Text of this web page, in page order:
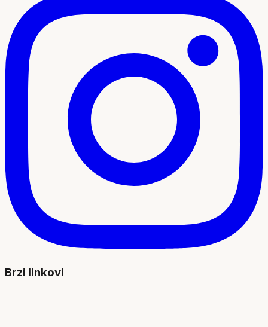
Brzi linkovi